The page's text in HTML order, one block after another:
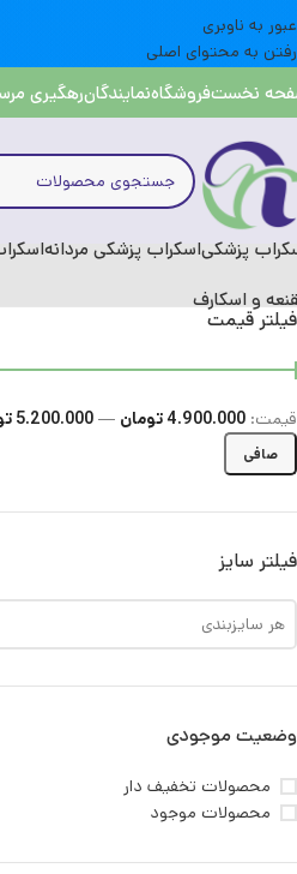
عبور به ناوبری
رفتن به محتوای اصلی
نخستفروشگاهنمایندگانرهگیری
پزشکیاسکراب پزشکی مردانه
و اسکارف
فیلتر قیمت
صافی
قيمت: 4.900.000 تومان — 5.200.000 تومان
فیلتر سایز
هر سایزبندی
وضعیت موجودی
محصولات تخفیف دار
محصولات موجود